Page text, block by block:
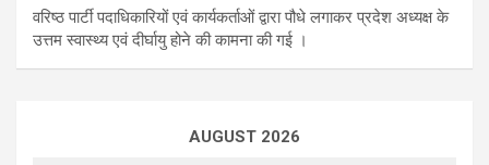
वरिष्ठ पार्टी पदाधिकारियों एवं कार्यकर्ताओं द्वारा पौधे लगाकर प्रदेश अध्यक्ष के
उत्तम स्वास्थ्य एवं दीर्घायु होने की कामना की गई ।
AUGUST 2026